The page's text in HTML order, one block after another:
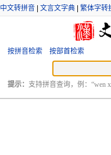
中文转拼音 文言文字典 繁体字转
按拼音检索 按部首检索
提示： 支持拼音查询，例：“wen